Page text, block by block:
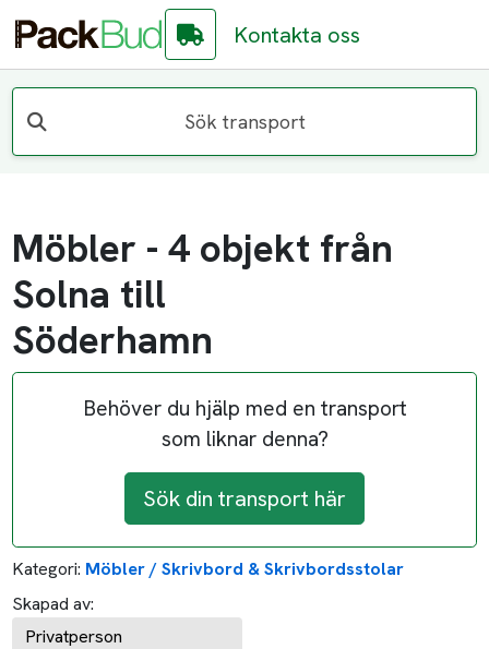
Kontakta oss
Sök transport
Möbler - 4 objekt från
Solna till
Söderhamn
Behöver du hjälp med en transport
som liknar denna?
Sök din transport här
Kategori: Möbler / Skrivbord & Skrivbordsstolar
Skapad av:
Privatperson